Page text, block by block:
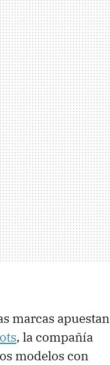
marcas apuestan
, la compañía
modelos con